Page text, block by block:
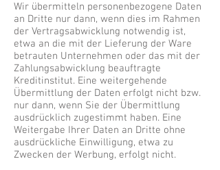
Wir übermitteln personenbezogene Daten
an Dritte nur dann, wenn dies im Rahmen
der Vertragsabwicklung notwendig ist,
etwa an die mit der Lieferung der Ware
betrauten Unternehmen oder das mit der
Zahlungsabwicklung beauftragte
Kreditinstitut. Eine weitergehende
Übermittlung der Daten erfolgt nicht bzw.
nur dann, wenn Sie der Übermittlung
ausdrücklich zugestimmt haben. Eine
Weitergabe Ihrer Daten an Dritte ohne
ausdrückliche Einwilligung, etwa zu
Zwecken der Werbung, erfolgt nicht.